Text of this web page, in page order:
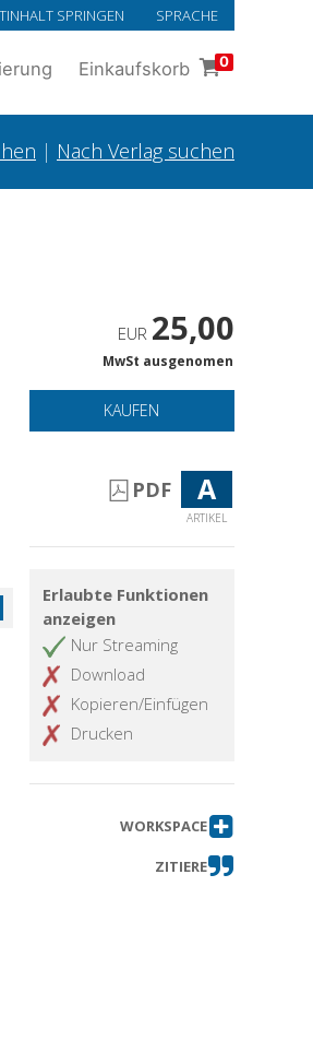
SPRINGEN SPRACHE
Einkaufskorb 0
| Nach Verlag suchen
EUR 25,00
MwSt ausgenomen
KAUFEN
PDF A
ARTIKEL
Erlaubte Funktionen
anzeigen
Nur Streaming
Download
Kopieren/Einfügen
Drucken
WORKSPACE
ZITIERE